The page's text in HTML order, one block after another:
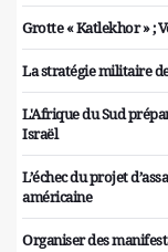
Grotte « Katlekhor » ;
La stratégie militaire
L'Afrique du Sud
Israël
L’échec du projet
américaine
Organiser des